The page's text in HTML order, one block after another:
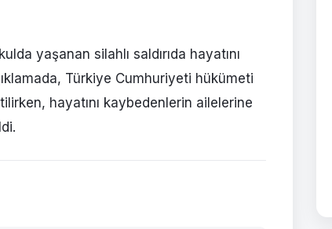
yaşanan silahlı saldırıda hayatını
Türkiye Cumhuriyeti hükümeti
hayatını kaybedenlerin ailelerine